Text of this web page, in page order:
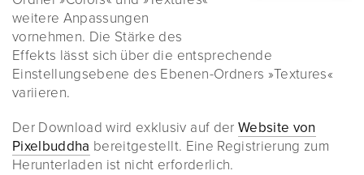
weitere Anpassungen
vornehmen. Die Stärke des
Effekts lässt sich über die entsprechende
Einstellungsebene des Ebenen-Ordners »Textures«
variieren.
Der Download wird exklusiv auf der Website von
Pixelbuddha bereitgestellt. Eine Registrierung zum
Herunterladen ist nicht erforderlich.